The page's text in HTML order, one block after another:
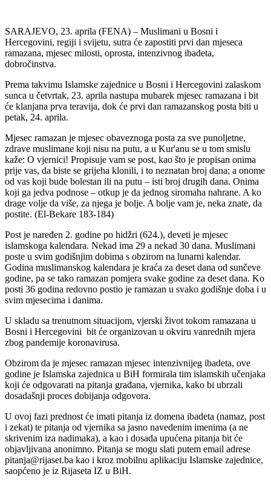
SARAJEVO, 23. aprila (FENA) – Muslimani u Bosni i
Hercegovini, regiji i svijetu, sutra će zapostiti prvi dan mjeseca
ramazana, mjesec milosti, oprosta, intenzivnog ibadeta,
dobročinstva.
Prema takvimu Islamske zajednice u Bosni i Hercegovini zalaskom
sunca u četvrtak, 23. aprila nastupa mubarek mjesec ramazana i bit
će klanjana prva teravija, dok će prvi dan ramazanskog posta biti u
petak, 24. aprila.
Mjesec ramazan je mjesec obaveznoga posta za sve punoljetne,
zdrave muslimane koji nisu na putu, a u Kur'anu se u tom smislu
kaže: O vjernici! Propisuje vam se post, kao što je propisan onima
prije vas, da biste se grijeha klonili, i to neznatan broj dana; a onome
od vas koji bude bolestan ili na putu – isti broj drugih dana. Onima
koji ga jedva podnose – otkup je da jednog siromaha nahrane. A ko
drage volje da više, za njega je bolje. A bolje vam je, neka znate, da
postite. (El-Bekare 183-184)
Post je naređen 2. godine po hidžri (624.), deveti je mjesec
islamskoga kalendara. Nekad ima 29 a nekad 30 dana. Muslimani
poste u svim godišnjim dobima s obzirom na lunarni kalendar.
Godina muslimanskog kalendara je kraća za deset dana od sunčeve
godine, pa se tako ramazan pomjera svake godine za deset dana. Ko
posti 36 godina redovno postio je ramazan u svako godišnje doba i u
svim mjesecima i danima.
U skladu sa trenutnom situacijom, vjerski život tokom ramazana u
Bosni i Hercegovini bit će organizovan u okviru vanrednih mjera
zbog pandemije koronavirusa.
Obzirom da je mjesec ramazan mjesec intenzivnijeg ibadeta, ove
godine je Islamska zajednica u BiH formirala tim islamskih učenjaka
koji će odgovarati na pitanja građana, vjernika, kako bi ubrzali
dosadašnji proces dobijanja odgovora.
U ovoj fazi prednost će imati pitanja iz domena ibadeta (namaz, post
i zekat) te pitanja od vjernika sa jasno navedenim imenima (a ne
skrivenim iza nadimaka), a kao i dosada upućena pitanja bit će
objavljivana anonimno. Pitanja se mogu slati putem email adrese
pitanja@rijaset.ba kao i kroz mobilnu aplikaciju Islamske zajednice,
saopćeno je iz Rijaseta IZ u BiH.